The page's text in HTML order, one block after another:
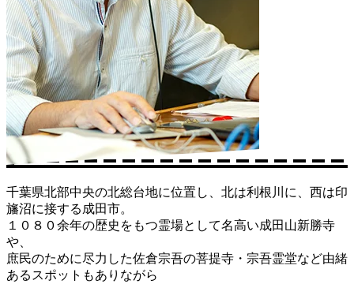
千葉県北部中央の北総台地に位置し、北は利根川に、西は印
旛沼に接する成田市。
１０８０余年の歴史をもつ霊場として名高い成田山新勝寺
や、
庶民のために尽力した佐倉宗吾の菩提寺・宗吾霊堂など由緒
あるスポットもありながら